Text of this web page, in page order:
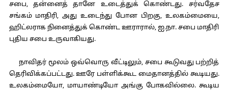
சபை, தன்னைத் தானே உடைத்துக் கொண்டது. சர்வதேச
சங்கம் மாதிரி, அது உடைந்து போன பிறகு, உலகம்மையை,
ஹிட்லராக நினைத்துக் கொண்ட ஊராரால், ஐ.நா. சபை மாதிரி
புதிய சபை உருவாகியது.
நாவிதர் மூலம் ஒவ்வொரு வீட்டிலும், சபை கூடுவது பற்றித்
தெரிவிக்கப்பட்டது. ஊரே பள்ளிக்கூட மைதானத்தில் கூடியது.
உலகம்மையோ, மாயாண்டியோ அங்கு போகவில்லை. கூடிய